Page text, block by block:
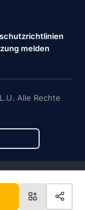
melden
Alle Rechte